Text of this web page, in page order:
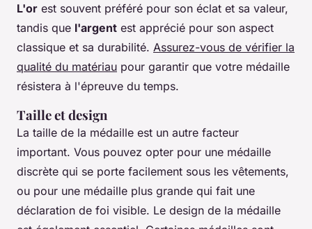
L'or est souvent préféré pour son éclat et sa valeur,
tandis que l'argent est apprécié pour son aspect
classique et sa durabilité. Assurez-vous de vérifier la
qualité du matériau pour garantir que votre médaille
résistera à l'épreuve du temps.
Taille et design
La taille de la médaille est un autre facteur
important. Vous pouvez opter pour une médaille
discrète qui se porte facilement sous les vêtements,
ou pour une médaille plus grande qui fait une
déclaration de foi visible. Le design de la médaille